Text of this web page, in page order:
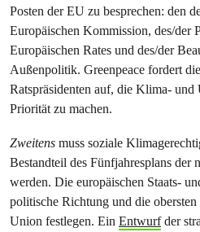
Posten der EU zu besprechen: den
Europäischen Kommission, des/der
Europäischen Rates und des/der
Außenpolitik. Greenpeace fordert
Ratspräsidenten auf, die Klima-
Priorität zu machen.
Zweitens muss soziale
Bestandteil des Fünfjahresplans der
werden. Die europäischen Staats-
politische Richtung und die
Union festlegen. Ein Entwurfder